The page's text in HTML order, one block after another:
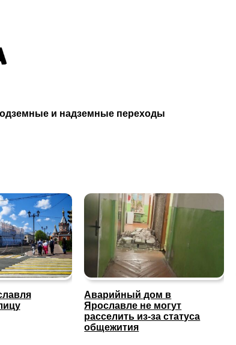
и надземные переходы
Аварийный дом в
Ярославле не могут
расселить из-за статуса
общежития